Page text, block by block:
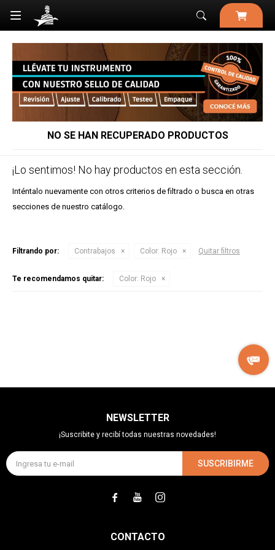

NO SE HAN RECUPERADO PRODUCTOS
¡Lo sentimos! No hay productos en esta sección.
Inténtalo nuevamente con otros criterios de filtrado o busca en otras
secciones de nuestro catálogo.
Filtrando por: Contrabajos Color: Rojo Quitar filtros
Te recomendamos quitar: Color: Rojo
CONTACTO
NEWSLETTER
¡Suscribite y recibí todas nuestras novedades!
SUSCRIBIRME
  